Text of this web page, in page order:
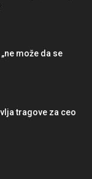
može da se
tragove za ceo